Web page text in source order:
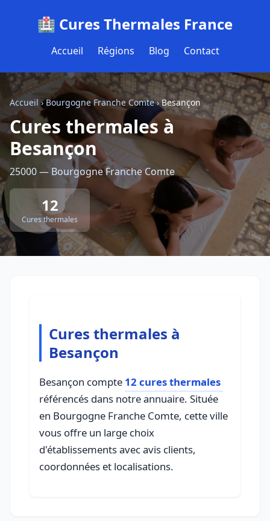
🏥 Cures Thermales France
Accueil Régions Blog Contact
Accueil ›Bourgogne Franche Comte›Besançon
Cures thermales à
Besançon
25000 — Bourgogne Franche Comte
12
Cures thermales
Cures thermales à
Besançon
Besançon compte 12 cures thermales
référencés dans notre annuaire. Située
en Bourgogne Franche Comte, cette ville
vous offre un large choix
d'établissements avec avis clients,
coordonnées et localisations.